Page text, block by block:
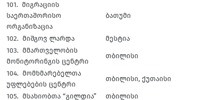
101. მიგრაციის
საერთაშორისო
ორგანიზაცია
ბათუმი
102. მიშგოვ ლარდა
მესტია
103. მმართველობის
მონიტორინგის ცენტრი
თბილისი
104. მომხმარებელთა
უფლებების ცენტრი
თბილისი, ქუთაისი
105. მსახიობთა “გილდია”
თბილისი